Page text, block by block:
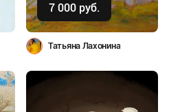
7 000 руб.
Татьяна Лахонина